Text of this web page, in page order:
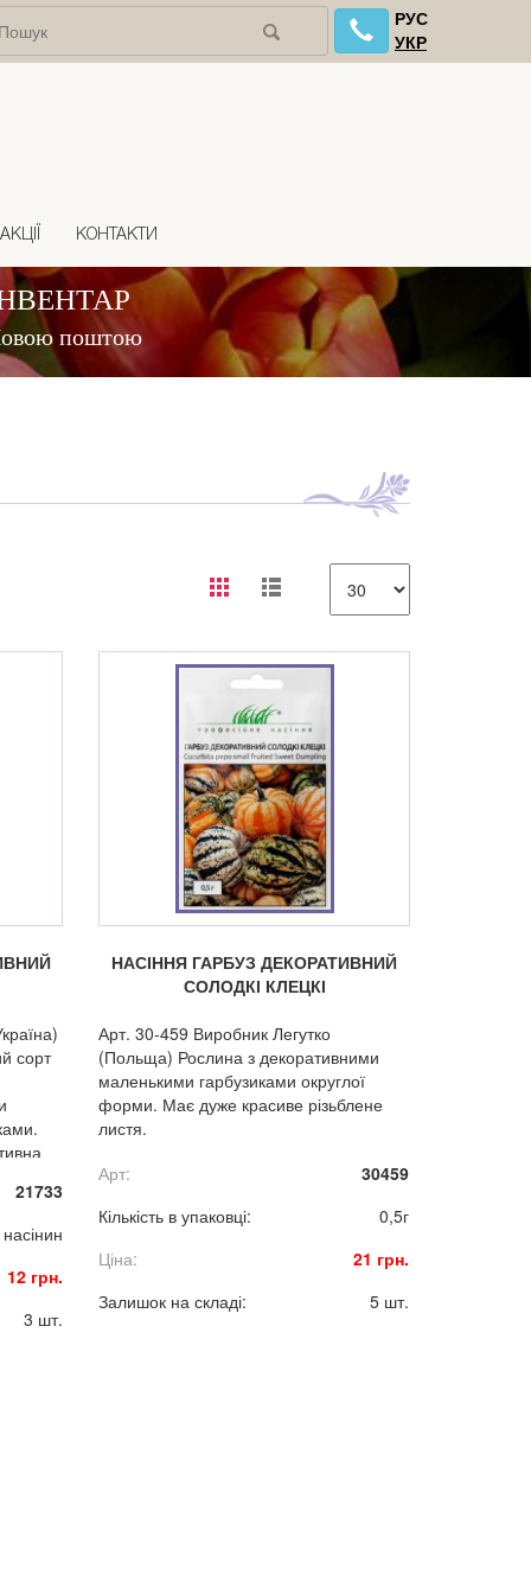
РУС
УКР
АКЦІЇ КОНТАКТИ
поштою
сорт
21733
12 грн.
3 шт.
НАСІННЯ ГАРБУЗ ДЕКОРАТИВНИЙ
СОЛОДКІ КЛЕЦКІ
Арт. 30-459 Виробник Легутко
(Польща) Рослина з декоративними
маленькими гарбузиками округлої
форми. Має дуже красиве різьблене
листя.
Арт:
30459
Кількість в упаковці:
0,5г
Ціна:
21 грн.
Залишок на складі:
5 шт.